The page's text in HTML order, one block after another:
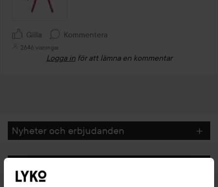
Gilla Kommentera
2646 visningar
Logga in för att lämna en kommentar
Nyheter och erbjudanden